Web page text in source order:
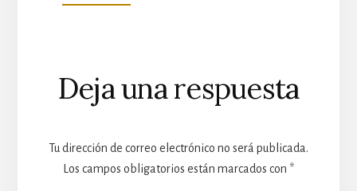
DE
Interacciones
con
los
lectores
Deja una respuesta
Tu dirección de correo electrónico no será publicada.
Los campos obligatorios están marcados con *